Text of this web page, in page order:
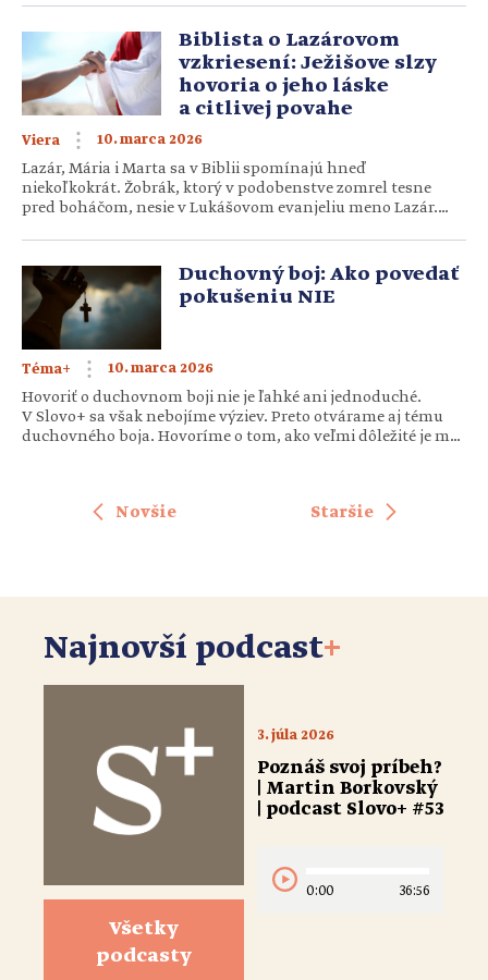
a momentálne slúži ako výpomocný duchovný vo Važci.
Mnohí ho poznajú ako spíkra na kresťanských
konferenciách, festivaloch či Godzone tour. Kňaz Ján Buc
hovorí o tom, čo znamená byť zameraný […]
Biblista o Lazárovom
vzkriesení: Ježišove slzy
hovoria o jeho láske
a citlivej povahe
Viera 10. marca 2026
Lazár, Mária i Marta sa v Biblii spomínajú hneď
niekoľkokrát. Žobrák, ktorý v podobenstve zomrel tesne
pred boháčom, nesie v Lukášovom evanjeliu meno Lazár.
a zároveň si vybrala lepší podiel ako jej sestra. Marta,
v našich očiach často tá zaznávanejšia sestra, je však tou,
ktorá vyšla Ježišovi naproti a viedla s ním rozhovor
o večnom živote, […]
Duchovný boj: Ako povedať
pokušeniu NIE
Téma+ 10. marca 2026
Hovoriť o duchovnom boji nie je ľahké ani jednoduché.
V Slovo+ sa však nebojíme výziev. Preto otvárame aj tému
duchovného boja. Hovoríme o tom, ako veľmi dôležité je mať
svätá Mária […]Novšie Staršie
Najnovší podcast+
Všetky
podcasty
3. júla 2026
Poznáš svoj príbeh?
| Martin Borkovský
| podcast Slovo+ #53
0:00 36:56